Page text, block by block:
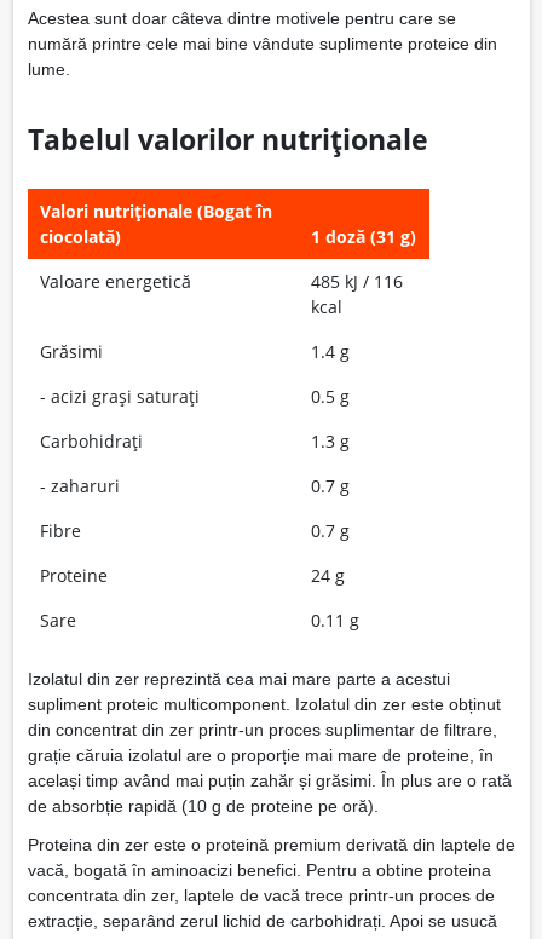
Acestea sunt doar câteva dintre motivele pentru care se
numără printre cele mai bine vândute suplimente proteice din
lume.
Tabelul valorilor nutriționale
Valori nutriționale (Bogat în
ciocolată)
1 doză (31 g)
Valoare energetică
485 kJ / 116
kcal
Grăsimi
1.4 g
- acizi grași saturați
0.5 g
Carbohidrați
1.3 g
- zaharuri
0.7 g
Fibre
0.7 g
Proteine
24 g
Sare
0.11 g
Izolatul din zer reprezintă cea mai mare parte a acestui
supliment proteic multicomponent. Izolatul din zer este obținut
din concentrat din zer printr-un proces suplimentar de filtrare,
grație căruia izolatul are o proporție mai mare de proteine, în
același timp având mai puțin zahăr și grăsimi. În plus are o rată
de absorbție rapidă (10 g de proteine pe oră).
Proteina din zer este o proteină premium derivată din laptele de
vacă, bogată în aminoacizi benefici. Pentru a obtine proteina ​​
concentrata din zer, laptele de vacă trece printr-un proces de
extracție, separând zerul lichid de carbohidrați. Apoi se usucă